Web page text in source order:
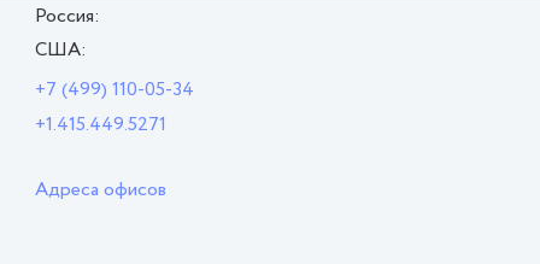
Россия:
США:
+7 (499) 110-05-34
+1.415.449.5271
Адреса офисов